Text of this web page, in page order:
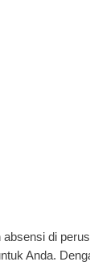
di
Anda.